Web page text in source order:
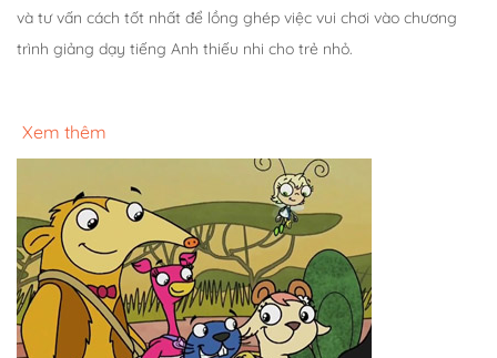
và tư vấn cách tốt nhất để lồng ghép việc vui chơi vào chương
trình giảng dạy tiếng Anh thiếu nhi cho trẻ nhỏ.
Xem thêm